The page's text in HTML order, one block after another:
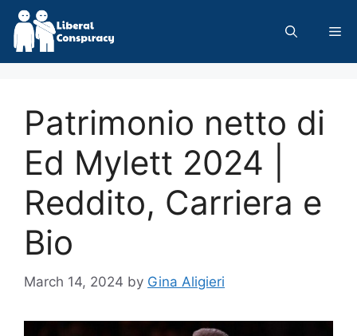
Skip
content
Patrimonio netto di
Ed Mylett 2024 |
Reddito, Carriera e
Bio
March 14, 2024 by Gina Aligieri